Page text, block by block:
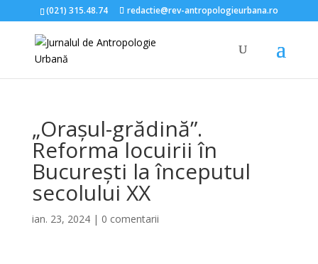
(021) 315.48.74 redactie@rev-antropologieurbana.ro
„Orașul-grădină”.
Reforma locuirii în
București la începutul
secolului XX
ian. 23, 2024| 0 comentarii